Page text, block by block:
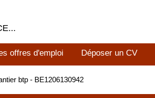
offres d'emploi Déposer un CV
btp - BE1206130942